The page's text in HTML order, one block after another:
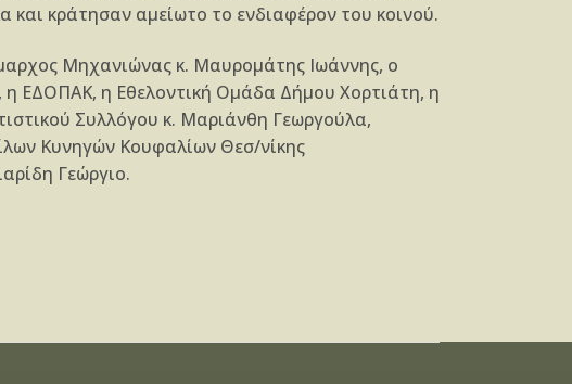
και κράτησαν αμείωτο το ενδιαφέρον του κοινού.
Μηχανιώνας κ. Μαυρομάτης Ιωάννης, ο
ΕΔΟΠΑΚ, η Εθελοντική Ομάδα Δήμου Χορτιάτη, η
Συλλόγου κ. Μαριάνθη Γεωργούλα,
Κυνηγών Κουφαλίων Θεσ/νίκης
Γεώργιο.